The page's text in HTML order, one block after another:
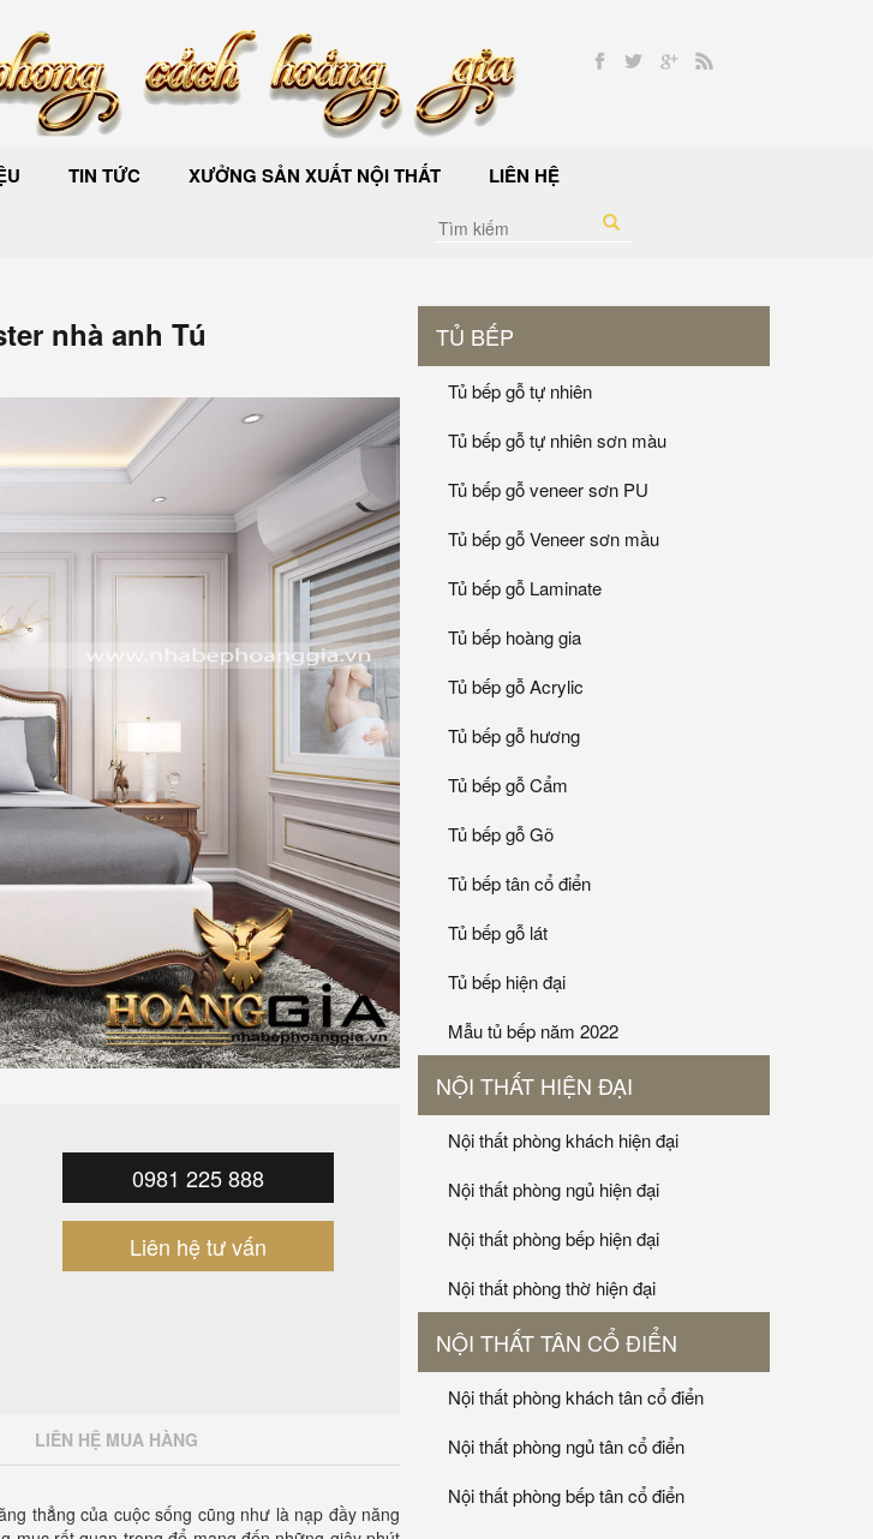
TIN TỨC XƯỞNG SẢN XUẤT NỘI THẤT LIÊN HỆ
nhà anh Tú
0981 225 888
Liên hệ tư vấn
LIÊN HỆ MUA HÀNG
thẳng của cuộc sống cũng như là nạp đầy năng
TỦ BẾP
Tủ bếp gỗ tự nhiên
Tủ bếp gỗ tự nhiên sơn màu
Tủ bếp gỗ veneer sơn PU
Tủ bếp gỗ Veneer sơn mầu
Tủ bếp gỗ Laminate
Tủ bếp hoàng gia
Tủ bếp gỗ Acrylic
Tủ bếp gỗ hương
Tủ bếp gỗ Cẩm
Tủ bếp gỗ Gõ
Tủ bếp tân cổ điển
Tủ bếp gỗ lát
Tủ bếp hiện đại
Mẫu tủ bếp năm 2022
NỘI THẤT HIỆN ĐẠI
Nội thất phòng khách hiện đại
Nội thất phòng ngủ hiện đại
Nội thất phòng bếp hiện đại
Nội thất phòng thờ hiện đại
NỘI THẤT TÂN CỔ ĐIỂN
Nội thất phòng khách tân cổ điển
Nội thất phòng ngủ tân cổ điển
Nội thất phòng bếp tân cổ điển